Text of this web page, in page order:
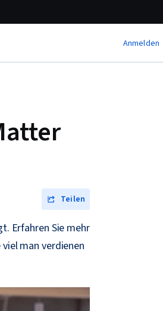
Anmelden
Teilen
Erfahren Sie mehr
man verdienen